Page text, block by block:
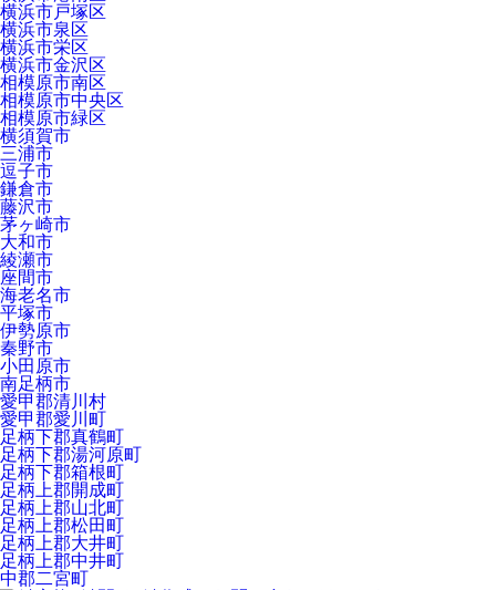
横浜市戸塚区
横浜市泉区
横浜市栄区
横浜市金沢区
相模原市南区
相模原市中央区
相模原市緑区
横須賀市
三浦市
逗子市
鎌倉市
藤沢市
茅ヶ崎市
大和市
綾瀬市
座間市
海老名市
平塚市
伊勢原市
秦野市
小田原市
南足柄市
愛甲郡清川村
愛甲郡愛川町
足柄下郡真鶴町
足柄下郡湯河原町
足柄下郡箱根町
足柄上郡開成町
足柄上郡山北町
足柄上郡松田町
足柄上郡大井町
足柄上郡中井町
中郡二宮町